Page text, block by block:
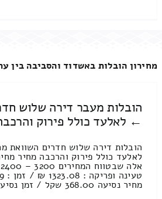
מחירון הובלות באשדוד והסביבה בין
הובלות מעבר דירה שלוש
← לאלעד כולל פירוק
הובלות דירה שלוש חדרים השוואת
מחיר נסיעה 368.00 שקל / זמן נסיעה [...]